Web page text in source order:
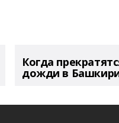
Когда
дожди в